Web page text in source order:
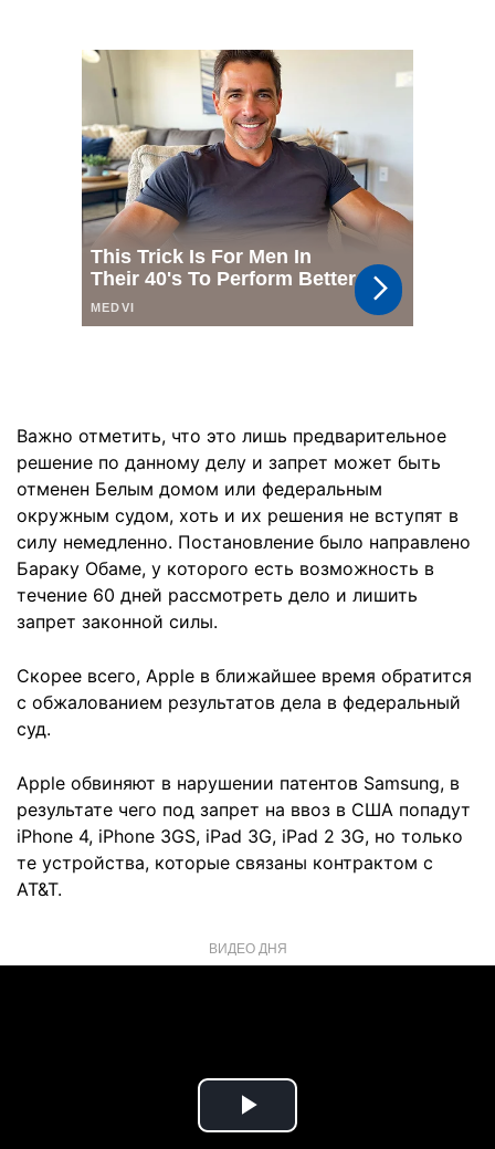
Важно отметить, что это лишь предварительное
решение по данному делу и запрет может быть
отменен Белым домом или федеральным
окружным судом, хоть и их решения не вступят в
силу немедленно. Постановление было направлено
Бараку Обаме, у которого есть возможность в
течение 60 дней рассмотреть дело и лишить
запрет законной силы.
Скорее всего, Apple в ближайшее время обратится
с обжалованием результатов дела в федеральный
суд.
Apple обвиняют в нарушении патентов Samsung, в
результате чего под запрет на ввоз в США попадут
iPhone 4, iPhone 3GS, iPad 3G, iPad 2 3G, но только
те устройства, которые связаны контрактом с
AT&T.
ВИДЕО ДНЯ
Play